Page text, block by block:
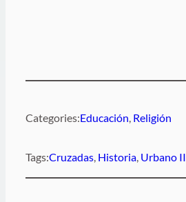
Categories:Educación, Religión
Tags:Cruzadas, Historia, Urbano II